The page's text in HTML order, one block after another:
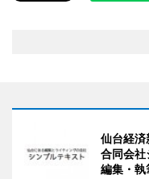
仙台経済
合同会社
編集・執